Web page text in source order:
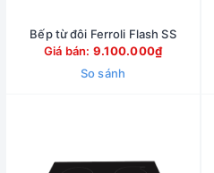
Bếp từ đôi Ferroli Flash SS
Giá bán: 9.100.000₫
So sánh